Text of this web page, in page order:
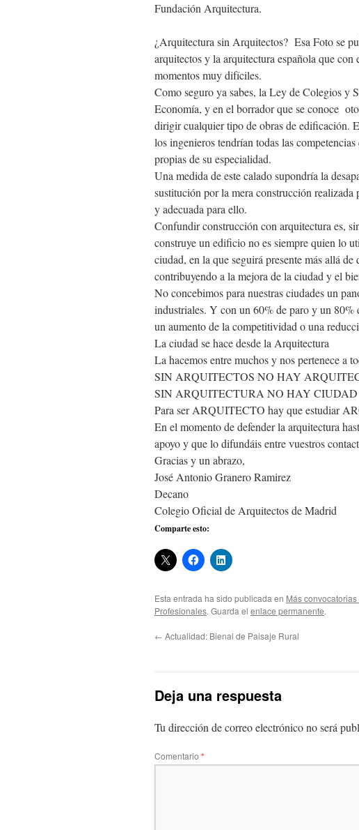
Fundación Arquitectura.
¿Arquitectura sin Arquitectos? Esa Foto se
arquitectos y la arquitectura española que
momentos muy difíciles.
Como seguro ya sabes, la Ley de Colegios y
Economía, y en el borrador que se conoce
dirigir cualquier tipo de obras de edificación.
los ingenieros tendrían todas las
propias de su especialidad.
Una medida de este calado supondría la
sustitución por la mera construcción
y adecuada para ello.
Confundir construcción con arquitectura es,
construye un edificio no es siempre quien lo
ciudad, en la que seguirá presente más allá
contribuyendo a la mejora de la ciudad y el
No concebimos para nuestras ciudades un
industriales. Y con un 60% de paro y un 80%
un aumento de la competitividad o
La ciudad se hace desde la Arquitectura
La hacemos entre muchos y nos pertenece a
SIN ARQUITECTOS NO HAY
SIN ARQUITECTURA NO HAY CIUDAD
Para ser ARQUITECTO hay que estudiar
En el momento de defender la arquitectura
apoyo y que lo difundáis entre vuestros
Gracias y un abrazo,
José Antonio Granero Ramirez
Decano
Colegio Oficial de Arquitectos de Madrid
Comparte esto:
Esta entrada ha sido publicada en Más
Profesionales. Guarda el enlace permanente.
← Actualidad: Bienal de Paisaje Rural
Deja una respuesta
Tu dirección de correo electrónico no será
Comentario *